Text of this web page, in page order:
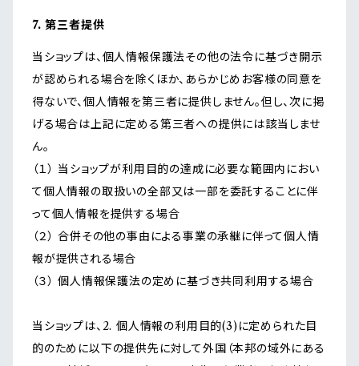
7. 第三者提供
当ショップは、個人情報保護法その他の法令に基づき開示
が認められる場合を除くほか、あらかじめお客様の同意を
得ないで、個人情報を第三者に提供しません。但し、次に掲
げる場合は上記に定める第三者への提供には該当しませ
ん。
（１） 当ショップが利用目的の達成に必要な範囲内におい
て個人情報の取扱いの全部又は一部を委託することに伴
って個人情報を提供する場合
（２） 合併その他の事由による事業の承継に伴って個人情
報が提供される場合
（３） 個人情報保護法の定めに基づき共同利用する場合
当ショップは、2. 個人情報の利用目的(3)に定められた目
的のために以下の提供先に対して外国（本邦の域外にある